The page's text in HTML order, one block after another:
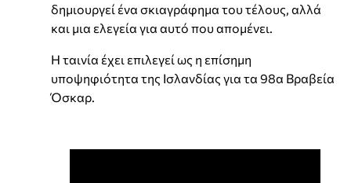
δημιουργεί ένα σκιαγράφημα του τέλους, αλλά
και μια ελεγεία για αυτό που απομένει.
Η ταινία έχει επιλεγεί ως η επίσημη
υποψηφιότητα της Ισλανδίας για τα 98α Βραβεία
Όσκαρ.